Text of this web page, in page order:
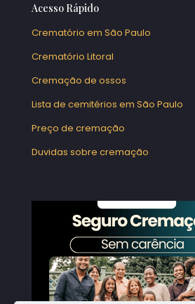
Acesso Rápido
Crematório em São Paulo
Crematório Litoral
Cremação de ossos
Lista de cemitérios em São Paulo
Preço de cremação
Duvidas sobre cremação